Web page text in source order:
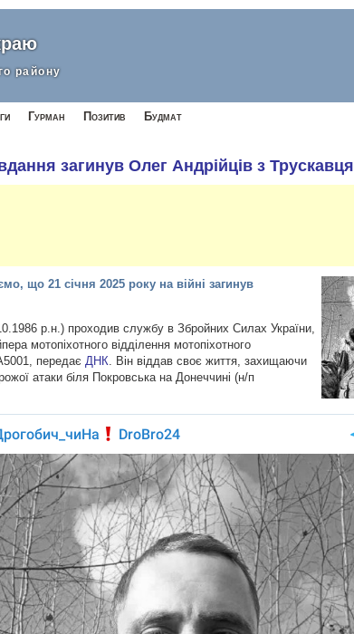
району
Гурман Позитив Будмат
загинув Олег Андрійців з Трускавця
що 21 січня 2025 року на війні загинув
р.н.) проходив службу в Збройних Силах України,
мотопіхотного відділення мотопіхотного
передаєДНК. Він віддав своє життя, захищаючи
атаки біля Покровська на Донеччині (н/п